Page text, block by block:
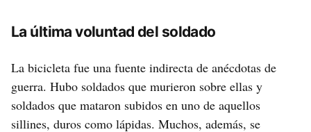
La última voluntad del soldado
La bicicleta fue una fuente indirecta de anécdotas de
guerra. Hubo soldados que murieron sobre ellas y
soldados que mataron subidos en uno de aquellos
sillines, duros como lápidas. Muchos, además, se